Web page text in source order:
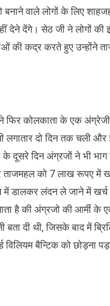
वाले लोगों के लिए
देने देंगे। सेठ जी ने लोगों की
की कद्र करते हुए उन्होंने
फिर कोलकाता के एक
लगातार दो दिन तक चली और
दूसरे दिन अंग्रजों ने भी भाग
ताजमहल को 7 लाख रूपए में
डालकर लंदन ले जाने में खर्च
है की अंग्रजो की आर्मी
दी थी, जिसके बाद में
बैन्टिक को छोड़ना